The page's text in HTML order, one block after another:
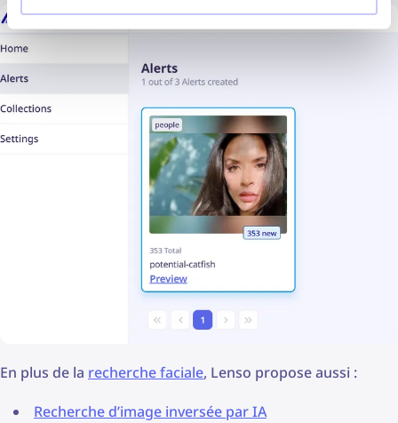
En plus de la recherche faciale, Lenso propose aussi :
Recherche d’image inversée par IA